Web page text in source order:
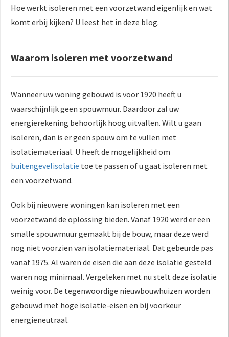
Hoe werkt isoleren met een voorzetwand eigenlijk en wat
komt erbij kijken? U leest het in deze blog.
Waarom isoleren met voorzetwand
Wanneer uw woning gebouwd is voor 1920 heeft u
waarschijnlijk geen spouwmuur. Daardoor zal uw
energierekening behoorlijk hoog uitvallen. Wilt u gaan
isoleren, dan is er geen spouw om te vullen met
isolatiemateriaal. U heeft de mogelijkheid om
buitengevelisolatie toe te passen of u gaat isoleren met
een voorzetwand.
Ook bij nieuwere woningen kan isoleren met een
voorzetwand de oplossing bieden. Vanaf 1920 werd er een
smalle spouwmuur gemaakt bij de bouw, maar deze werd
nog niet voorzien van isolatiemateriaal. Dat gebeurde pas
vanaf 1975. Al waren de eisen die aan deze isolatie gesteld
waren nog minimaal. Vergeleken met nu stelt deze isolatie
weinig voor. De tegenwoordige nieuwbouwhuizen worden
gebouwd met hoge isolatie-eisen en bij voorkeur
energieneutraal.